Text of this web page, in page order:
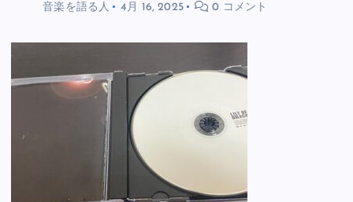
音楽を語る人 4月 16, 2025 0 コメント